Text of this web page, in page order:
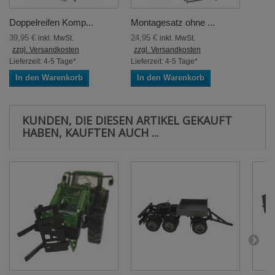
Doppelreifen Komp...
39,95 € inkl. MwSt.
zzgl. Versandkosten
Lieferzeit: 4-5 Tage*
In den Warenkorb
Montagesatz ohne ...
24,95 € inkl. MwSt.
zzgl. Versandkosten
Lieferzeit: 4-5 Tage*
In den Warenkorb
KUNDEN, DIE DIESEN ARTIKEL GEKAUFT
HABEN, KAUFTEN AUCH ...